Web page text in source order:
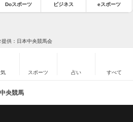
Doスポーツ ビジネス eスポーツ
提供：日本中央競馬会
スポーツ 占い すべて
中央競馬